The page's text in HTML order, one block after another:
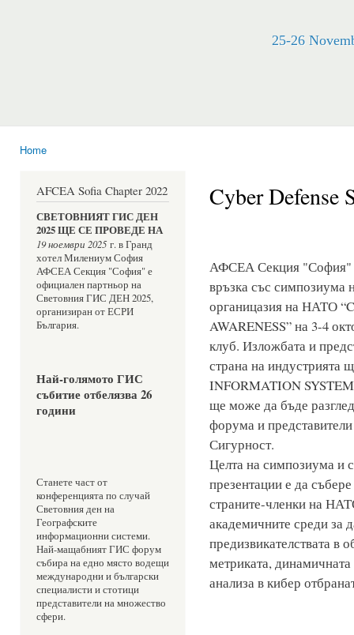
25-26
Home
AFCEA Sofia Chapter 2022
СВЕТОВНИЯТ ГИС ДЕН
2025 ЩЕ СЕ ПРОВЕДЕ НА
19 ноември 2025 г. в Гранд
хотел Милениум София
АФСЕА Секция "София" е
официален партньор на
Световния ГИС ДЕН 2025,
организиран от ЕСРИ
България.
Най-голямото ГИС
събитие отбелязва 26
години
Станете част от
конференцията по случай
Световния ден на
Географските
информационни системи.
Най-мащабният ГИС форум
събира на едно място водещи
международни и български
специалисти и стотици
представители на множество
сфери.
Cyber Defense
АФСЕА Секция "София"
връзка със симпозиума
органицазия на НАТО
AWARENESS” на 3-4
клуб. Изложбата и
страна на индустрията
INFORMATION
ще може да бъде
форума и
Сигурност.
Целта на симпозиума и
презентации е да
страните-членки на
академичните среди за
предизвикателствата в
метриката,
анализа в кибер